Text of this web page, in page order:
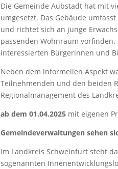
Die Gemeinde Aubstadt hat mit
umgesetzt. Das Gebäude
und richtet sich an junge
passenden Wohnraum
interessierten Bürgerinnen und
Neben dem informellen Aspekt
Teilnehmenden und den beiden
Regionalmanagement des
ab dem 01.04.2025 mit eigenen
Gemeindeverwaltungen sehen
Im Landkreis Schweinfurt steht
sogenannten